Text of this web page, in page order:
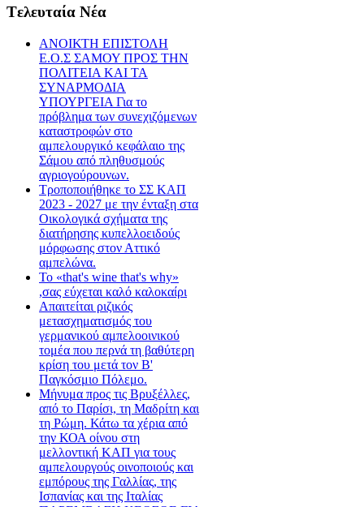
Tελευταία Nέα
ΑΝΟΙΚΤΗ ΕΠΙΣΤΟΛΗ
Ε.Ο.Σ ΣΑΜΟΥ ΠΡΟΣ ΤΗΝ
ΠΟΛΙΤΕΙΑ ΚΑΙ ΤΑ
ΣΥΝΑΡΜΟΔΙΑ
ΥΠΟΥΡΓΕΙΑ Για το
πρόβλημα των συνεχιζόμενων
καταστροφών στο
αμπελουργικό κεφάλαιο της
Σάμου από πληθυσμούς
αγριογούρουνων.
Τροποποιήθηκε το ΣΣ ΚΑΠ
2023 - 2027 με την ένταξη στα
Οικολογικά σχήματα της
διατήρησης κυπελλοειδούς
μόρφωσης στον Αττικό
αμπελώνα.
Το «that's wine that's why»
,σας εύχεται καλό καλοκαίρι
Απαιτείται ριζικός
μετασχηματισμός του
γερμανικού αμπελοοινικού
τομέα που περνά τη βαθύτερη
κρίση του μετά τον Β'
Παγκόσμιο Πόλεμο.
Μήνυμα προς τις Βρυξέλλες,
από το Παρίσι, τη Μαδρίτη και
τη Ρώμη. Κάτω τα χέρια από
την ΚΟΑ οίνου στη
μελλοντική ΚΑΠ για τους
αμπελουργούς οινοποιούς και
εμπόρους της Γαλλίας, της
Ισπανίας και της Ιταλίας